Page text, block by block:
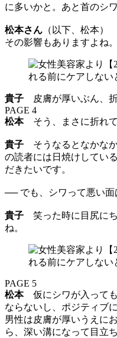
に多いかと。あと首のシ
松本さん （以下、松本）
その影響もありますよね。
貴子 皮膚が厚いぶん、
PAGE 4
松本そう、まさに折れて
貴子 そうなるとなかな
の読者には日焼けしてい
だきたいです。
── でも、シワって悪い
貴子 笑った時に目尻に
ね。
PAGE 5
松本仮にシワが入っても
ならないし、ポジティブ
男性は皮膚が厚いうえに
ら、深い溝になって目立